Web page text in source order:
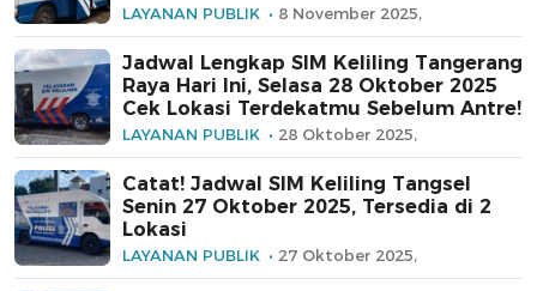
LAYANAN PUBLIK 8 November 2025,
Jadwal Lengkap SIM Keliling Tangerang
Raya Hari Ini, Selasa 28 Oktober 2025
Cek Lokasi Terdekatmu Sebelum Antre!
LAYANAN PUBLIK 28 Oktober 2025,
Catat! Jadwal SIM Keliling Tangsel
Senin 27 Oktober 2025, Tersedia di 2
Lokasi
LAYANAN PUBLIK 27 Oktober 2025,